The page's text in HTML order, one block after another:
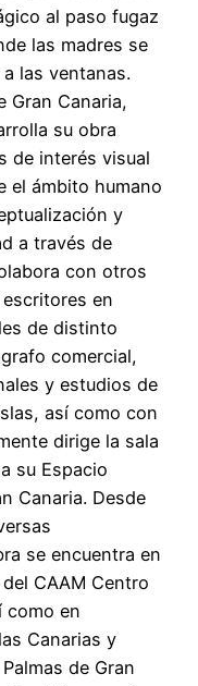
al paso fugaz
las madres se
las ventanas.
Gran Canaria,
su obra
de interés visual
el ámbito humano
y
a través de
con otros
en
de distinto
comercial,
y estudios de
así como con
dirige la sala
su Espacio
Canaria. Desde
se encuentra en
CAAM Centro
como en
Canarias y
de Gran